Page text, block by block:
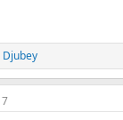
Djubey